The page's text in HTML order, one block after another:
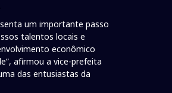
um importante passo
talentos locais e
econômico
afirmou a vice-prefeita
das entusiastas da